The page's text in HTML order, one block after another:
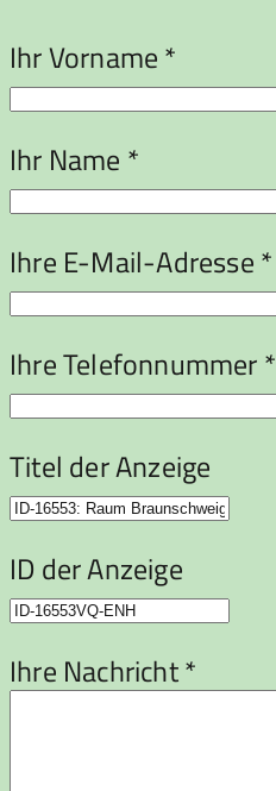
Ihr Vorname *
Ihr Name *
Ihre E-Mail-Adresse *
Ihre Telefonnummer *
Titel der Anzeige
ID der Anzeige
Ihre Nachricht *